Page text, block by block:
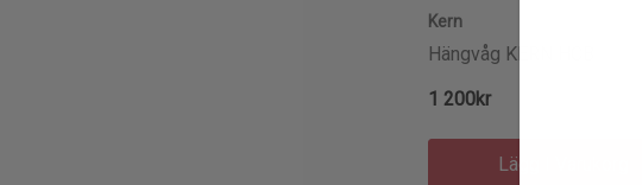
Kern
Hängvåg KERN HCB
1 200kr
Lägg I Varukorg